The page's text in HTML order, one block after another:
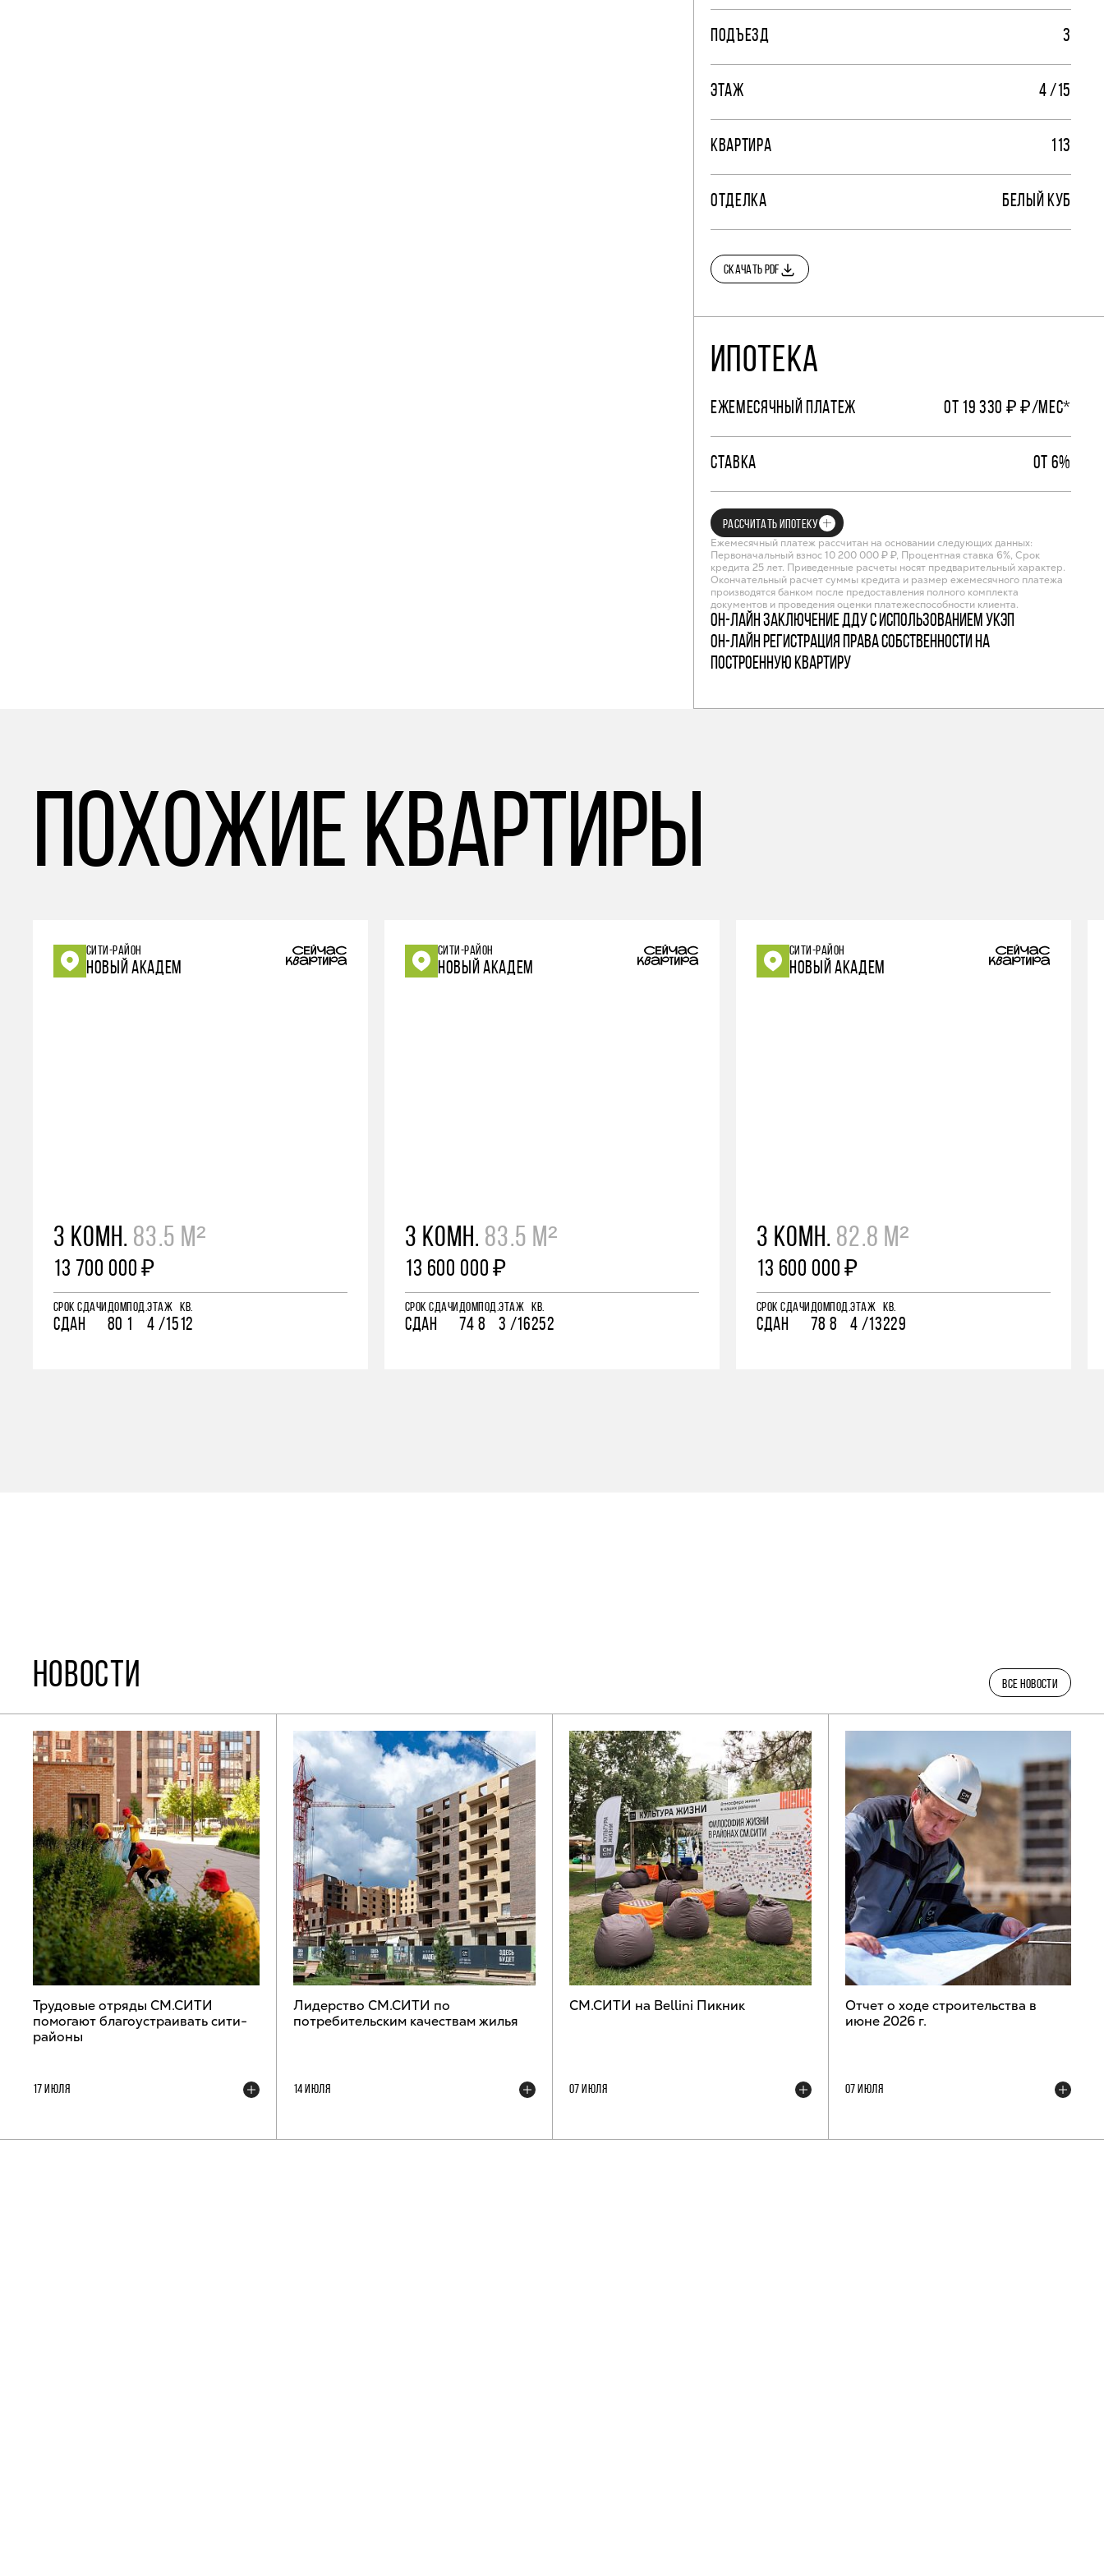
ПОДЪЕЗД 3
ЭТАЖ 4 /15
КВАРТИРА 113
ОТДЕЛКА БЕЛЫЙ КУБ
СКАЧАТЬ PDF
ИПОТЕКА
ЕЖЕМЕСЯЧНЫЙ ПЛАТЕЖ ОТ 19 330 ₽ ₽/МЕС*
СТАВКА ОТ 6%
РАССЧИТАТЬ ИПОТЕКУ
Ежемесячный платеж рассчитан на основании следующих данных:
Первоначальный взнос 10 200 000 ₽ ₽, Процентная ставка 6%, Срок
кредита 25 лет. Приведенные расчеты носят предварительный характер.
Окончательный расчет суммы кредита и размер ежемесячного платежа
производятся банком после предоставления полного комплекта
документов и проведения оценки платежеспособности клиента.
Он-лайн заключение ДДУ с использованием УКЭП
Он-лайн регистрация права собственности на
построенную квартиру
похожие квартиры
СИТИ-РАЙОН
НОВЫЙ АКАДЕМ
3 КОМН. 83.5 М²
13 700 000 ₽
СРОК СДАЧИ
СДАН
ДОМ
80
ПОД.
1
ЭТАЖ
4 /15
КВ.
12
СИТИ-РАЙОН
НОВЫЙ АКАДЕМ
3 КОМН. 83.5 М²
13 600 000 ₽
СРОК СДАЧИ
СДАН
ДОМ
74
ПОД.
8
ЭТАЖ
3 /16
КВ.
252
СИТИ-РАЙОН
НОВЫЙ АКАДЕМ
3 КОМН. 82.8 М²
13 600 000 ₽
СРОК СДАЧИ
СДАН
ДОМ
78
ПОД.
8
ЭТАЖ
4 /13
КВ.
229
НОВОСТИ ВСЕ НОВОСТИ
Трудовые отряды СМ.СИТИ
помогают благоустраивать сити-
районы
17 ИЮЛЯ
Лидерство СМ.СИТИ по
потребительским качествам жилья
14 ИЮЛЯ
СМ.СИТИ на Bellini Пикник
07 ИЮЛЯ
Отчет о ходе строительства в
июне 2026 г.
07 ИЮЛЯ